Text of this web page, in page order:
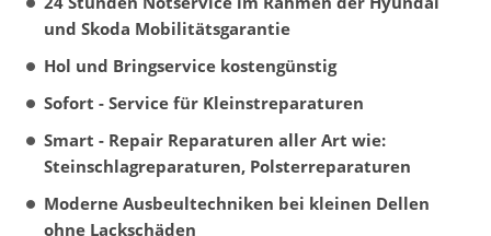
und Skoda Mobilitätsgarantie
Hol und Bringservice kostengünstig
Sofort - Service für Kleinstreparaturen
Smart - Repair Reparaturen aller Art wie:
Steinschlagreparaturen, Polsterreparaturen
Moderne Ausbeultechniken bei kleinen Dellen
ohne Lackschäden